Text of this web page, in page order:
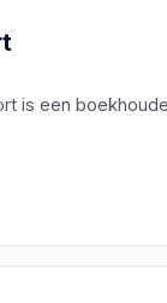
is een